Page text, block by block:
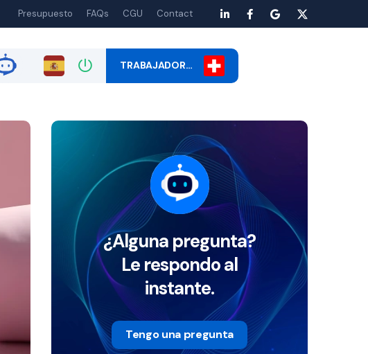
Presupuesto FAQs CGU Contact
TRABAJADOR…
¿Alguna pregunta?
Le respondo al
instante.
Tengo una pregunta